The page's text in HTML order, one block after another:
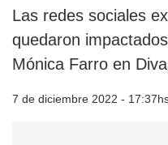
Las redes sociales
quedaron
Mónica Farro en
7 de diciembre 2022 -